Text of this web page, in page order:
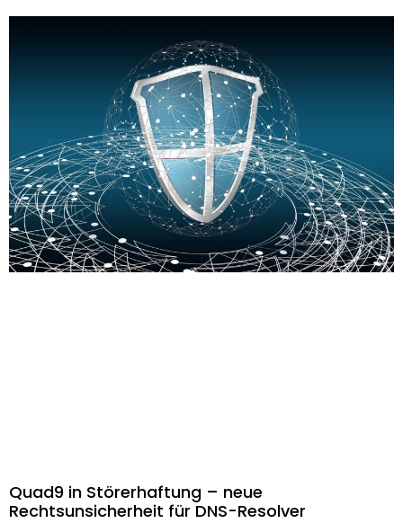
Quad9 in Störerhaftung – neue
Rechtsunsicherheit für DNS-Resolver